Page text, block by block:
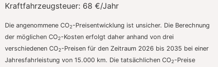
Kraftfahrzeugsteuer: 68 €/Jahr
Die angenommene CO2-Preisentwicklung ist unsicher. Die Berechnung
der möglichen CO2-Kosten erfolgt daher anhand von drei
verschiedenen CO2-Preisen für den Zeitraum 2026 bis 2035 bei einer
Jahresfahrleistung von 15.000 km. Die tatsächlichen CO2-Preise